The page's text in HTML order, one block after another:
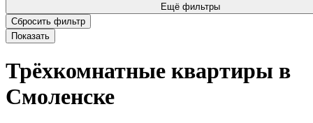
Ещё фильтры
Трёхкомнатные квартиры в
Смоленске